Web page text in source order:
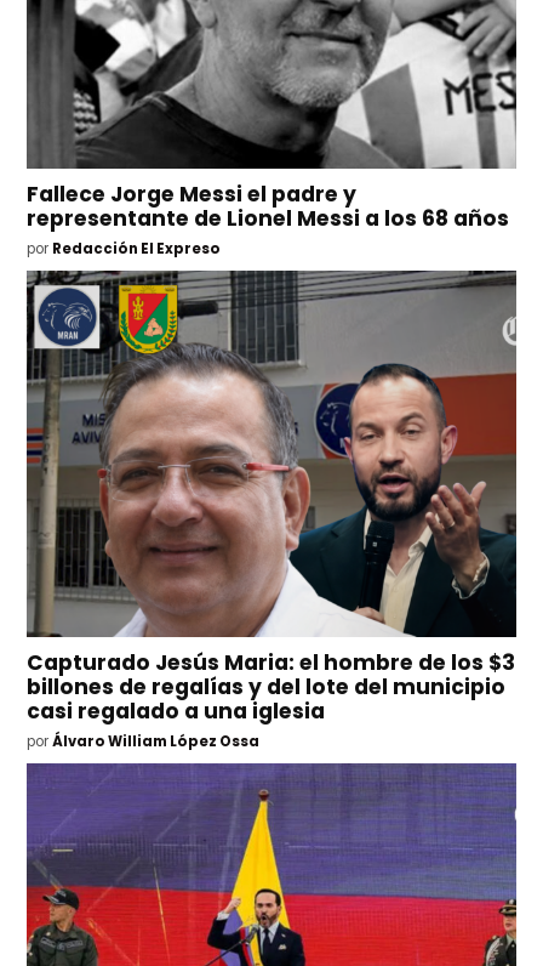
Fallece Jorge Messi el padre y
representante de Lionel Messi a los 68 años
por Redacción El Expreso
Capturado Jesús Maria: el hombre de los $3
billones de regalías y del lote del municipio
casi regalado a una iglesia
por Álvaro William López Ossa